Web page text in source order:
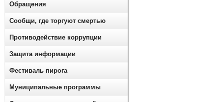
Обращения
Сообщи, где торгуют смертью
Противодействие коррупции
Защита информации
Фестиваль пирога
Муниципальные программы